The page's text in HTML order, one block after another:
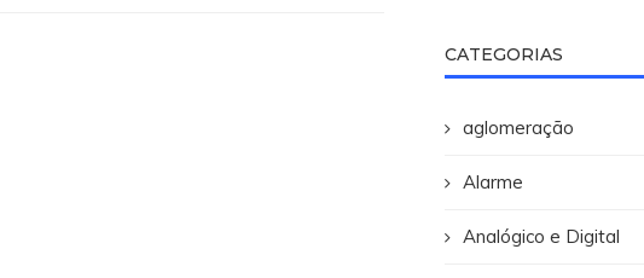
CATEGORIAS
aglomeração
Alarme
Analógico e Digital